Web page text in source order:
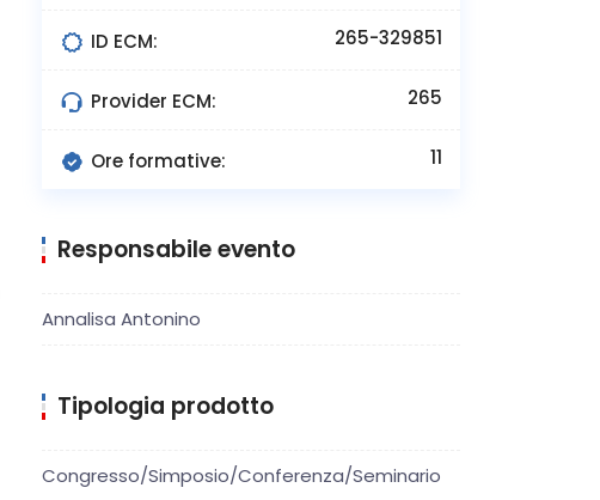
ID ECM: 265-329851
Provider ECM: 265
Ore formative: 11
Responsabile evento
Annalisa Antonino
Tipologia prodotto
Congresso/Simposio/Conferenza/Seminario